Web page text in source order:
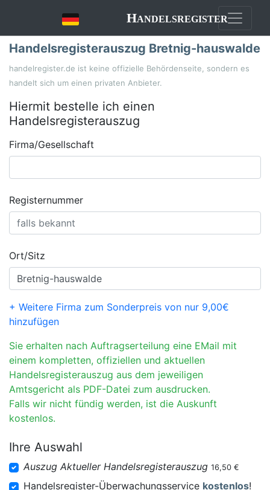
Handelsregister
Handelsregisterauszug Bretnig-hauswalde
handelregister.de ist keine offizielle Behördenseite, sondern es
handelt sich um einen privaten Anbieter.
Hiermit bestelle ich einen
Handelsregisterauszug
Firma/Gesellschaft
Registernummer
Ort/Sitz
+ Weitere Firma zum Sonderpreis von nur 9,00€
hinzufügen
Sie erhalten nach Auftragserteilung eine EMail mit
einem kompletten, offiziellen und aktuellen
Handelsregisterauszug aus dem jeweiligen
Amtsgericht als PDF-Datei zum ausdrucken.
Falls wir nicht fündig werden, ist die Auskunft
kostenlos.
Ihre Auswahl
Auszug Aktueller Handelsregisterauszug 16,50 €
Handelsregister-Überwachungsservice kostenlos!